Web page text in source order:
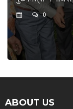
0
ABOUT US